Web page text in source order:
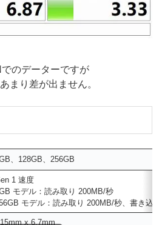
のデーターですが
まり差が出ません。
、128GB、256GB
1 速度
モデル：読み取り 200MB/秒
モデル：読み取り 200MB/秒、書き込
x 6.7mm